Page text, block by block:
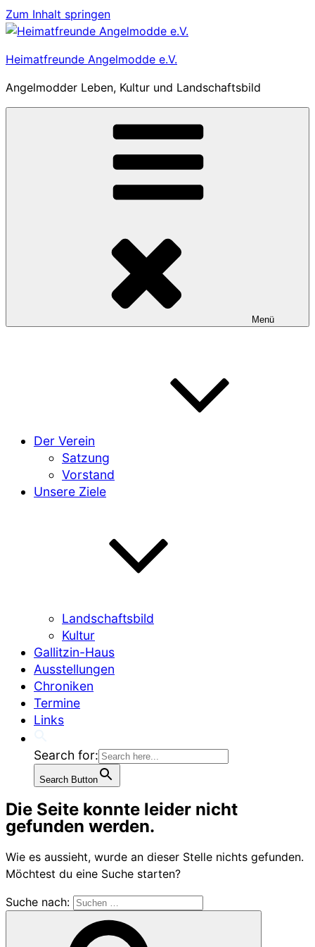
Zum Inhalt springen
Heimatfreunde Angelmodde e.V.
Angelmodder Leben, Kultur und Landschaftsbild
Menü
Der Verein
Satzung
Vorstand
Unsere Ziele
Landschaftsbild
Kultur
Gallitzin-Haus
Ausstellungen
Chroniken
Termine
Links
Search for:
Search Button
Die Seite konnte leider nicht
gefunden werden.
Wie es aussieht, wurde an dieser Stelle nichts gefunden.
Möchtest du eine Suche starten?
Suche nach: